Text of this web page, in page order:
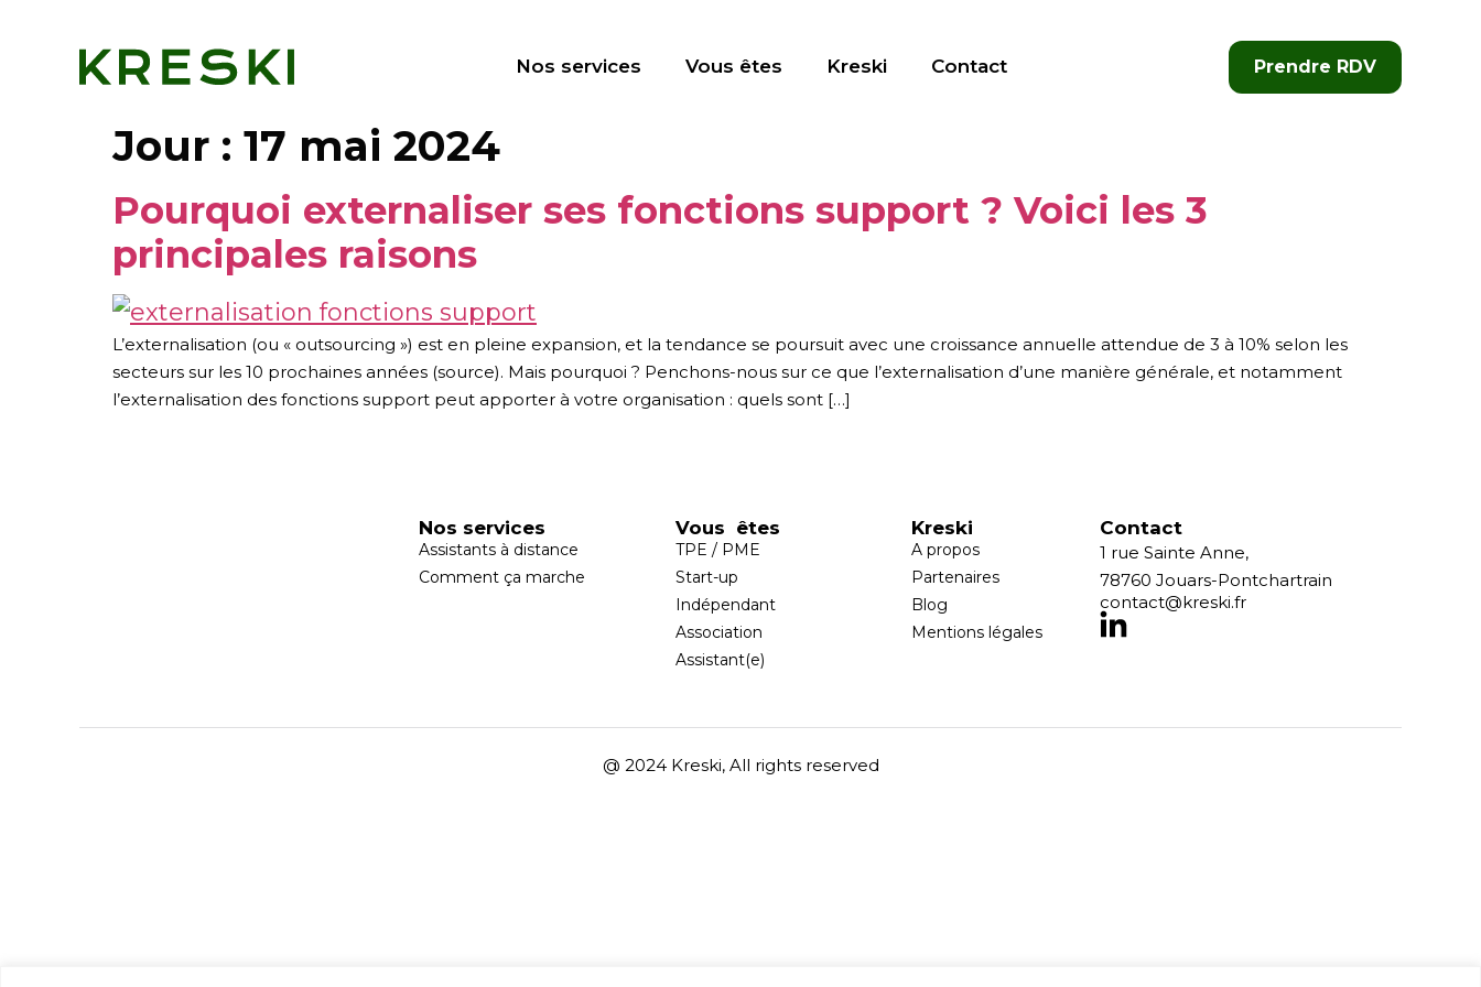
Nos services Vous êtes Kreski Contact Prendre RDV
Jour : 17 mai 2024
Pourquoi externaliser ses fonctions support ? Voici les 3
principales raisons
L’externalisation (ou « outsourcing ») est en pleine expansion, et la tendance se poursuit avec une croissance annuelle attendue de 3 à 10% selon les
secteurs sur les 10 prochaines années (source). Mais pourquoi ? Penchons-nous sur ce que l’externalisation d’une manière générale, et notamment
l’externalisation des fonctions support peut apporter à votre organisation : quels sont […]
Nos services
Assistants à distance
Comment ça marche
Vous êtes
TPE / PME
Start-up
Indépendant
Association
Assistant(e)
Kreski
A propos
Partenaires
Blog
Mentions légales
Contact
1 rue Sainte Anne,
78760 Jouars-Pontchartrain
contact@kreski.fr
@ 2024 Kreski, All rights reserved